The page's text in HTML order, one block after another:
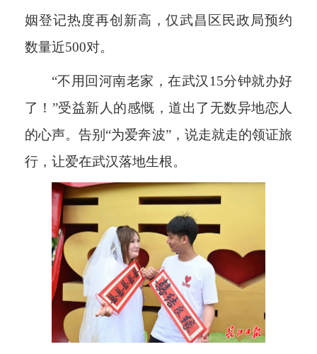
姻登记热度再创新高，仅武昌区民政局预约
数量近500对。
“不用回河南老家，在武汉15分钟就办好
了！”受益新人的感慨，道出了无数异地恋人
的心声。告别“为爱奔波”，说走就走的领证旅
行，让爱在武汉落地生根。